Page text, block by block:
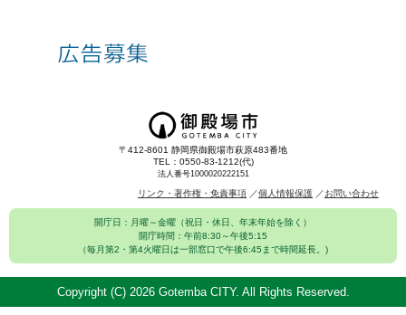
〒412-8601 静岡県御殿場市萩原483番地
TEL：0550-83-1212(代)
法人番号1000020222151
リンク・著作権・免責事項 個人情報保護 お問い合わせ
開庁日：月曜～金曜（祝日・休日、年末年始を除く）
開庁時間：午前8:30～午後5:15
（毎月第2・第4火曜日は一部窓口で午後6:45まで時間延長。)
Copyright (C) 2026 Gotemba CITY. All Rights Reserved.